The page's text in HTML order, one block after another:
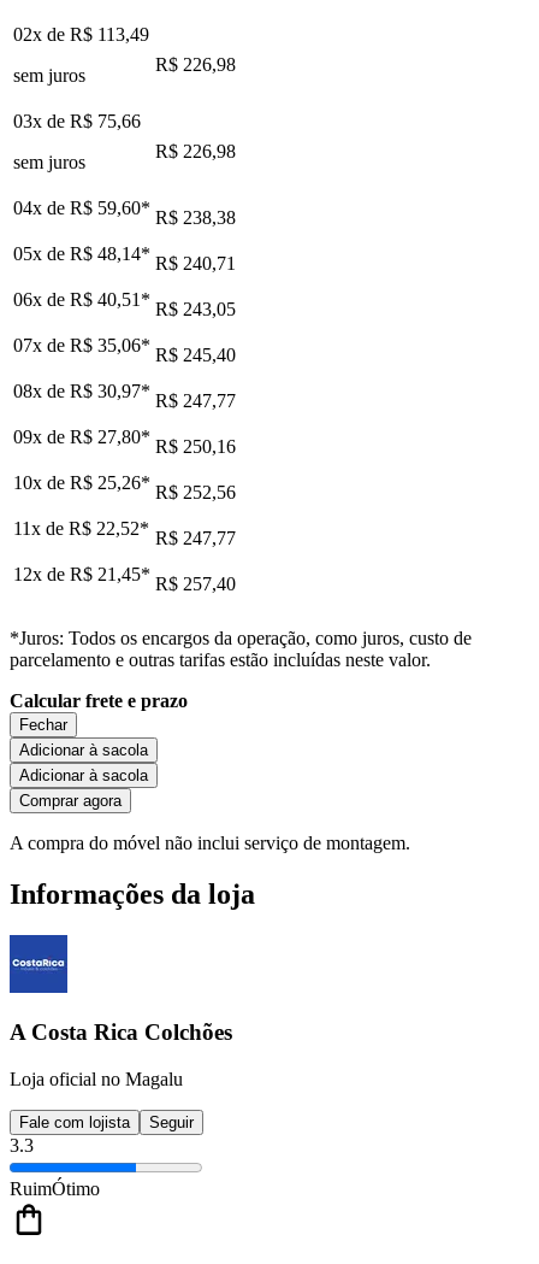
02x de R$ 113,49
sem juros
R$ 226,98
03x de R$ 75,66
sem juros
R$ 226,98
04x de R$ 59,60* R$ 238,38
05x de R$ 48,14* R$ 240,71
06x de R$ 40,51 * R$ 243,05
07x de R$ 35,06* R$ 245,40
08x de R$ 30,97* R$ 247,77
09x de R$ 27,80* R$ 250,16
10x de R$ 25,26* R$ 252,56
11x de R$ 22,52* R$ 247,77
12x de R$ 21,45* R$ 257,40
*Juros: Todos os encargos da operação, como juros, custo de
parcelamento e outras tarifas estão incluídas neste valor.
Calcular frete e prazo
Fechar
Adicionar à sacola
Adicionar à sacola
Comprar agora
A compra do móvel não inclui serviço de montagem.
Informações da loja
A Costa Rica Colchões
Loja oficial no Magalu
Fale com lojista Seguir
3.3
RuimÓtimo